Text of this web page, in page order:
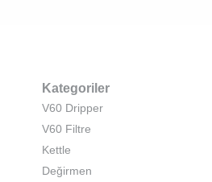
Kategoriler
V60 Dripper
V60 Filtre
Kettle
Değirmen